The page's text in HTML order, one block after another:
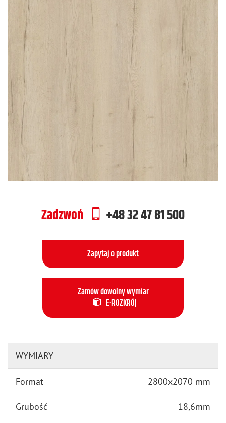
Zadzwoń +48 32 47 81 500
Zapytaj o produkt
Zamów dowolny wymiar
E-ROZKRÓJ
WYMIARY
Format 2800x2070 mm
Grubość 18,6mm